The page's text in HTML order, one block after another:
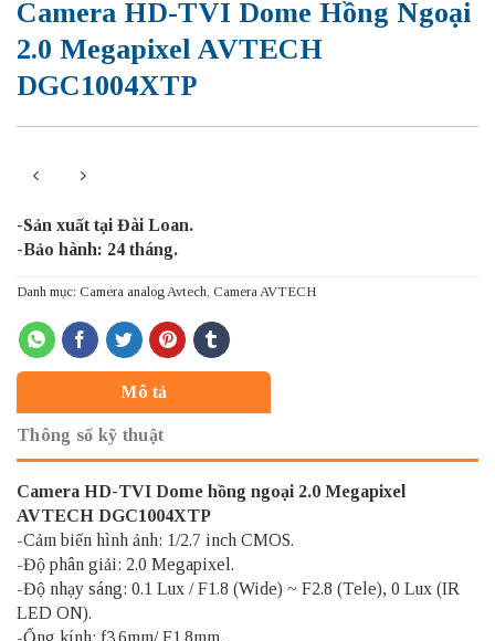
Camera HD-TVI Dome Hồng Ngoại
2.0 Megapixel AVTECH
DGC1004XTP
-Sản xuất tại Đài Loan.
-Bảo hành: 24 tháng.
Danh mục: Camera analog Avtech, Camera AVTECH
Mô tả
Thông số kỹ thuật
Camera HD-TVI Dome hồng ngoại 2.0 Megapixel
AVTECH DGC1004XTP
-Cảm biến hình ảnh: 1/2.7 inch CMOS.
-Độ phân giải: 2.0 Megapixel.
-Độ nhạy sáng: 0.1 Lux / F1.8 (Wide) ~ F2.8 (Tele), 0 Lux (IR
LED ON).
-Ống kính: f3.6mm/ F1.8mm.